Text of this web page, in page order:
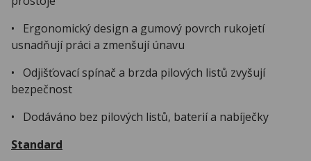
• Ergonomický design a gumový povrch rukojetí
usnadňují práci a zmenšují únavu
• Odjišťovací spínač a brzda pilových listů zvyšují
bezpečnost
• Dodáváno bez pilových listů, baterií a nabíječky
Standard